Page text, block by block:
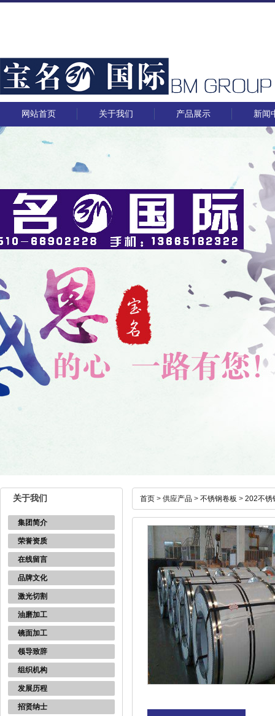
网站首页 关于我们 产品展示 新闻
关于我们
集团简介
荣誉资质
在线留言
品牌文化
激光切割
油磨加工
镜面加工
领导致辞
组织机构
发展历程
招贤纳士
首页 > 供应产品 > 不锈钢卷板 > 202不锈